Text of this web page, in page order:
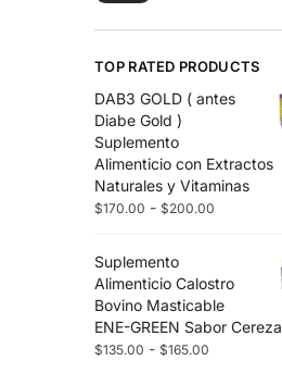
TOP RATED PRODUCTS
DAB3 GOLD ( antes
Diabe Gold )
Suplemento
Alimenticio con Extractos
Naturales y Vitaminas
$170.00 - $200.00
Suplemento
Alimenticio Calostro
Bovino Masticable
ENE-GREEN Sabor Cereza
$135.00 - $165.00